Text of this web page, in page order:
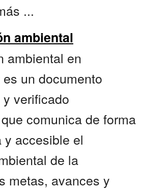
...
ambiental
ambiental en
un documento
verificado
comunica de forma
y accesible el
de la
metas, avances y